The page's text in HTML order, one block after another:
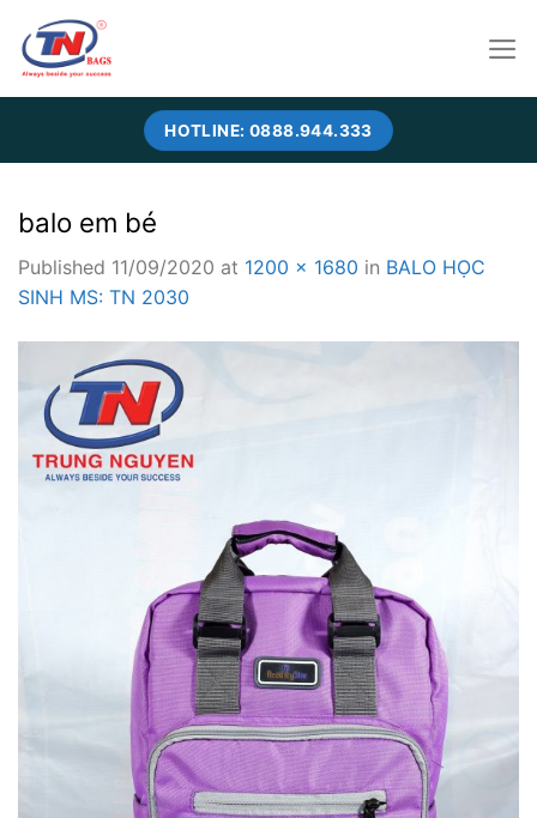
content
HOTLINE: 0888.944.333
balo em bé
Published 11/09/2020 at 1200 × 1680 in BALO HỌC
SINH MS: TN 2030